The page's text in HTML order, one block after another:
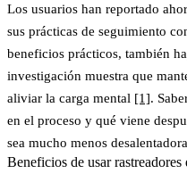
Los usuarios han reportado
sus prácticas de seguimiento
beneficios prácticos, también
investigación muestra que
aliviar la carga mental [1].
en el proceso y qué viene
sea mucho menos
Beneficios de usar